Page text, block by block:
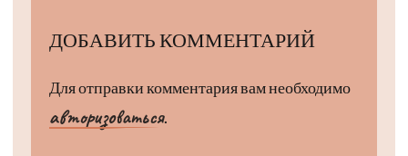
ДОБАВИТЬ КОММЕНТАРИЙ
Для отправки комментария вам необходимо
авторизоваться.